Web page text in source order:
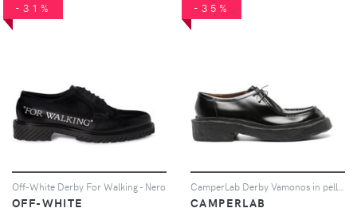
-31%
Off-White Derby For Walking - Nero
OFF-WHITE
-35%
CAMPERLAB